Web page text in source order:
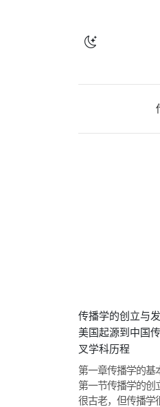
传播学的创立与
美国起源到中国
叉学科历程
第一章传播学的基
第一节传播学的创
很古老，但传播学